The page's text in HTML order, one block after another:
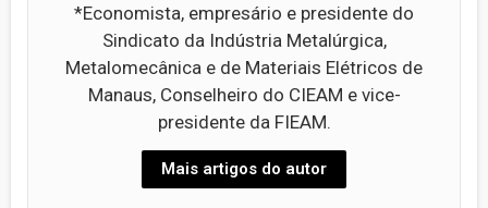
*Economista, empresário e presidente do
Sindicato da Indústria Metalúrgica,
Metalomecânica e de Materiais Elétricos de
Manaus, Conselheiro do CIEAM e vice-
presidente da FIEAM.
Mais artigos do autor